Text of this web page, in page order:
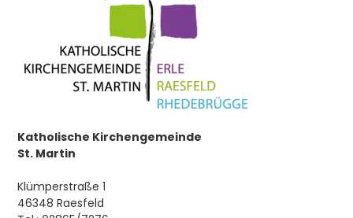
Über Uns
Pastoralplan
Chöre
Katholische Kirchengemeinde
St. Martin
Klümperstraße 1
46348 Raesfeld